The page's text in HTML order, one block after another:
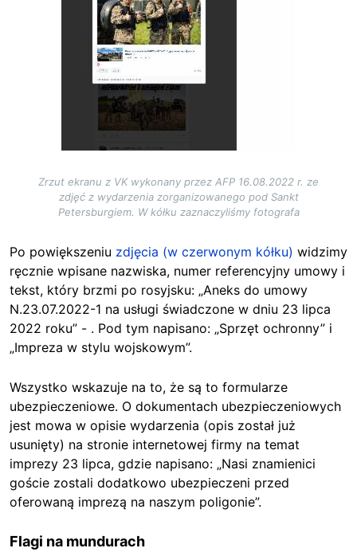
Zrzut ekranu z VK wykonany przez AFP 16.08.2022 r. ze
zdjęć z wydarzenia zorganizowanego pod Sankt
Petersburgiem. W kółku zaznaczyliśmy fotografa
Po powiększeniu zdjęcia (w czerwonym kółku) widzimy
ręcznie wpisane nazwiska, numer referencyjny umowy i
tekst, który brzmi po rosyjsku: „Aneks do umowy
N.23.07.2022-1 na usługi świadczone w dniu 23 lipca
2022 roku” - . Pod tym napisano: „Sprzęt ochronny” i
„Impreza w stylu wojskowym”.
Wszystko wskazuje na to, że są to formularze
ubezpieczeniowe. O dokumentach ubezpieczeniowych
jest mowa w opisie wydarzenia (opis został już
usunięty) na stronie internetowej firmy na temat
imprezy 23 lipca, gdzie napisano: „Nasi znamienici
goście zostali dodatkowo ubezpieczeni przed
oferowaną imprezą na naszym poligonie”.
Flagi na mundurach